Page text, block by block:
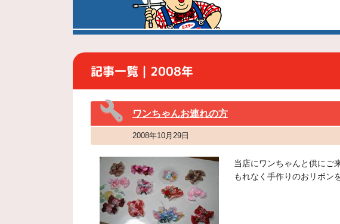
記事一覧｜2008年
ワンちゃんお連れの方
2008年10月29日
当店にワンちゃんと供にご
もれなく手作りのおリボン